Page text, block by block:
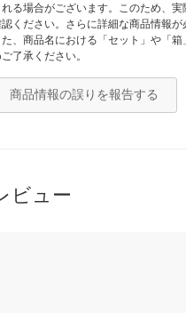
れる場合がございます。このため、
ください。さらに詳細な商品情報
た、商品名における「セット」や「
了承ください。
商品情報の誤りを報告する
ビュー